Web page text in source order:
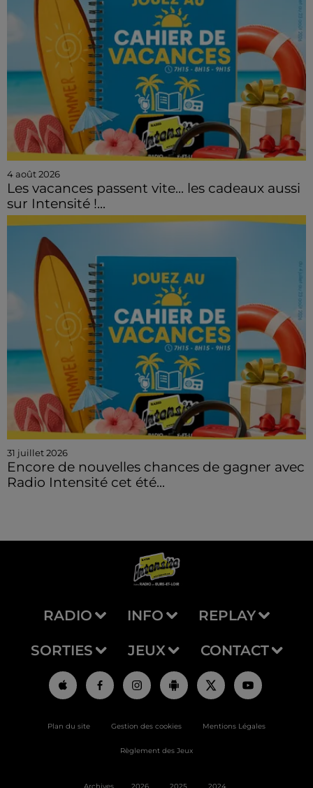
4 août 2026
Les vacances passent vite... les cadeaux aussi
sur Intensité !...
31 juillet 2026
Encore de nouvelles chances de gagner avec
Radio Intensité cet été...
RADIO INFO REPLAY
SORTIES JEUX CONTACT
Plan du site Gestion des cookies Mentions Légales
Règlement des Jeux